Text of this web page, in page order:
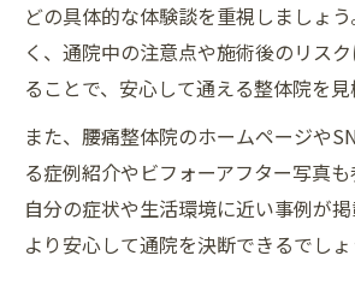
どの具体的な体験談を重視しましょ
く、通院中の注意点や施術後のリス
ることで、安心して通える整体院を見
また、腰痛整体院のホームページや
る症例紹介やビフォーアフター写真も
自分の症状や生活環境に近い事例が掲
より安心して通院を決断できるでしょ